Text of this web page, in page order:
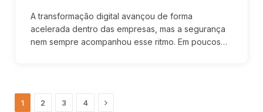
A transformação digital avançou de forma
acelerada dentro das empresas, mas a segurança
nem sempre acompanhou esse ritmo. Em poucos…
1 2 3 4 Next